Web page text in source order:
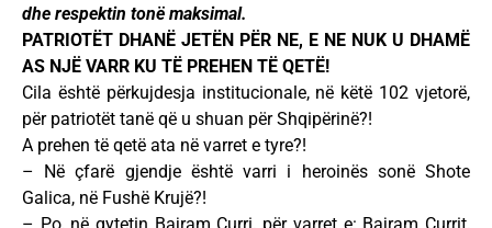
dhe respektin tonë maksimal.
PATRIOTËT DHANË JETËN PËR NE, E NE NUK U DHAMË
AS NJË VARR KU TË PREHEN TË QETË!
Cila është përkujdesja institucionale, në këtë 102 vjetorë,
për patriotët tanë që u shuan për Shqipërinë?!
A prehen të qetë ata në varret e tyre?!
– Në çfarë gjendje është varri i heroinës sonë Shote
Galica, në Fushë Krujë?!
– Po, në qytetin Bajram Curri, për varret e: Bajram Currit,